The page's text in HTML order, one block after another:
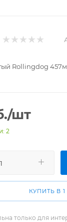
Rollingdog
/шт
2
КУПИТЬ В
только для